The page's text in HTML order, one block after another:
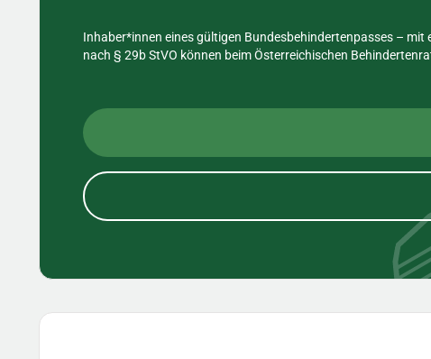
Inhaber*innen eines gültigen Bundesbehindertenpasses –
nach § 29b StVO können beim Österreichischen